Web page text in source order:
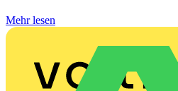
Mehr lesen